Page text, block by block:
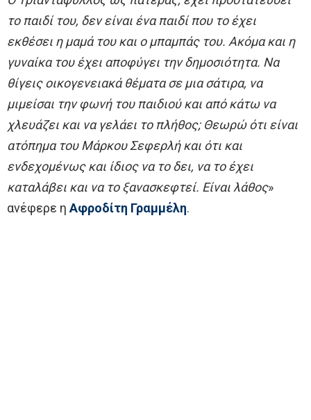
το παιδί του, δεν είναι ένα παιδί που το έχει
εκθέσει η μαμά του και ο μπαμπάς του. Ακόμα και η
γυναίκα του έχει αποφύγει την δημοσιότητα. Να
θίγεις οικογενειακά θέματα σε μια σάτιρα, να
μιμείσαι την φωνή του παιδιού και από κάτω να
χλευάζει και να γελάει το πλήθος; Θεωρώ ότι είναι
ατόπημα του Μάρκου Σεφερλή και ότι και
ενδεχομένως και ίδιος να το δει, να το έχει
καταλάβει και να το ξανασκεφτεί. Είναι λάθος»
ανέφερε ηΑφροδίτη Γραμμέλη.